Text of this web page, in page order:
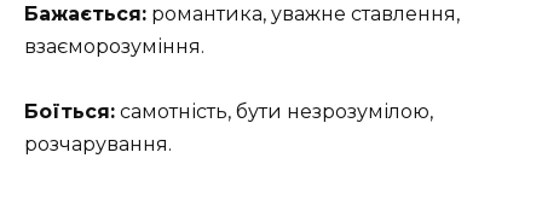
Бажається: романтика, уважне ставлення,
взаєморозуміння.
Боїться: самотність, бути незрозумілою,
розчарування.